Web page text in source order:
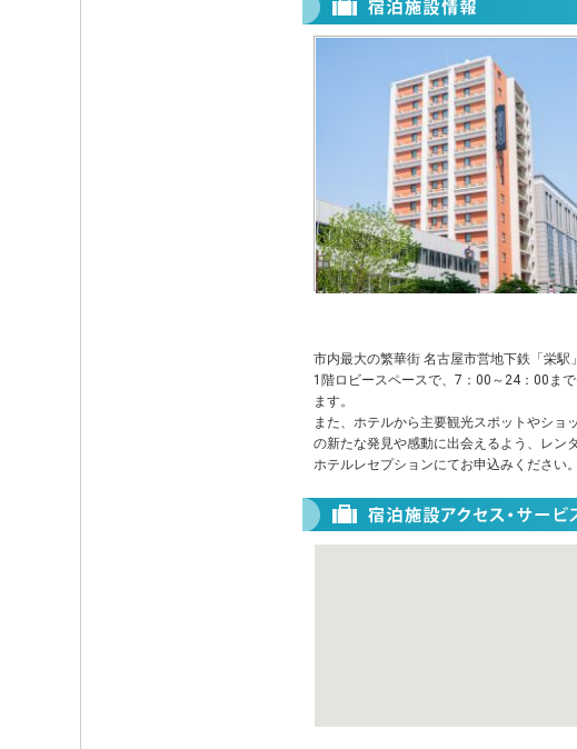
市内最大の繁華街 名古屋市営地下鉄「栄駅
1階ロビースペースで、7：00～24：00ま
ます。
また、ホテルから主要観光スポットやショ
の新たな発見や感動に出会えるよう、レン
ホテルレセプションにてお申込みください。